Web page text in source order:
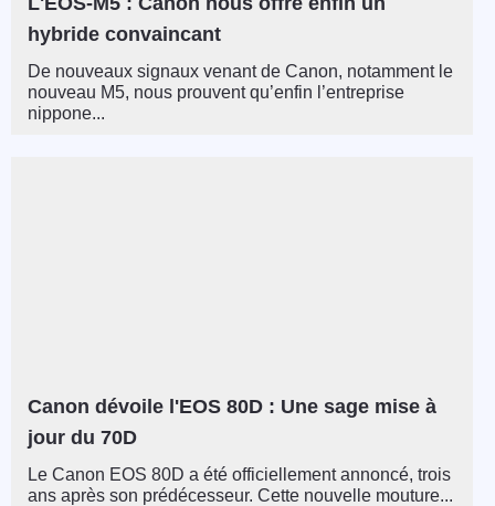
hybride convaincant
De nouveaux signaux venant de Canon, notamment le
nouveau M5, nous prouvent qu’enfin l’entreprise
nippone...
Canon dévoile l'EOS 80D : Une sage mise à
jour du 70D
Le Canon EOS 80D a été officiellement annoncé, trois
ans après son prédécesseur. Cette nouvelle mouture...